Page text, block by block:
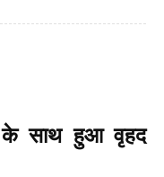
के साथ हुआ वृहद